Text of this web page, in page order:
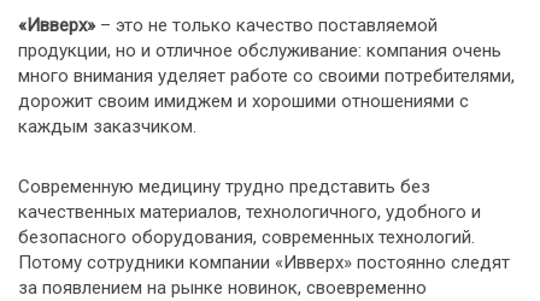
«Ивверх»– это не только качество поставляемой
продукции, но и отличное обслуживание: компания очень
много внимания уделяет работе со своими потребителями,
дорожит своим имиджем и хорошими отношениями с
каждым заказчиком.
Современную медицину трудно представить без
качественных материалов, технологичного, удобного и
безопасного оборудования, современных технологий.
Потому сотрудники компании «Ивверх» постоянно следят
за появлением на рынке новинок, своевременно